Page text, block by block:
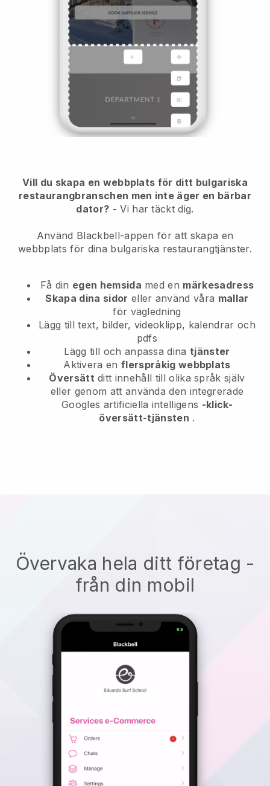
Vill du skapa en webbplats för ditt bulgariska
restaurangbranschen men inte äger en bärbar
dator? - Vi har täckt dig.
Använd Blackbell-appen för att skapa en
webbplats för dina bulgariska restaurangtjänster.
Få din egen hemsida med en märkesadress
Skapa dina sidor eller använd våra mallar
för vägledning
Lägg till text, bilder, videoklipp, kalendrar och
pdfs
Lägg till och anpassa dinatjänster
Aktivera enflerspråkig webbplats
Översätt ditt innehåll till olika språk själv
eller genom att använda den integrerade
Googles artificiella intelligens -klick-
översätt-tjänsten .
Övervaka hela ditt företag -
från din mobil